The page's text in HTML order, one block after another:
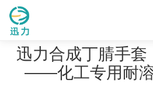
迅力合成丁腈手套
——化工专用耐